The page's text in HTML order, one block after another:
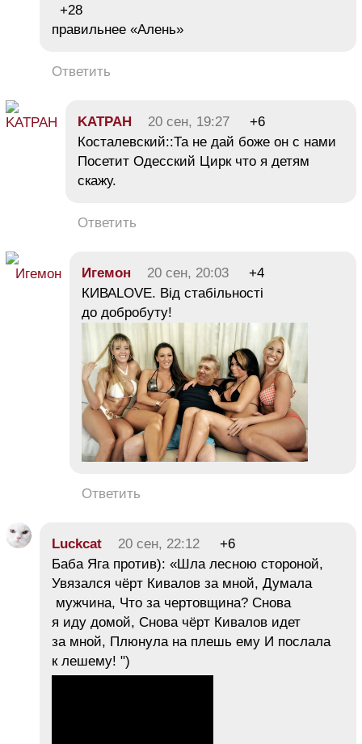
+28
правильнее «Алень»
Ответить
KATPAH 20 сен, 19:27
+6
Косталевский::Та не дай боже он с нами
Посетит Одесский Цирк что я детям
скажу.
Ответить
Игемон 20 сен, 20:03
+4
КИВАLOVE. Від стабільності
до добробуту!
Ответить
Luckcat 20 сен, 22:12
+6
Баба Яга против): «Шла лесною стороной,
Увязался чёрт Кивалов за мной, Думала
мужчина, Что за чертовщина? Снова
я иду домой, Снова чёрт Кивалов идет
за мной, Плюнула на плешь ему И послала
к лешему! ")